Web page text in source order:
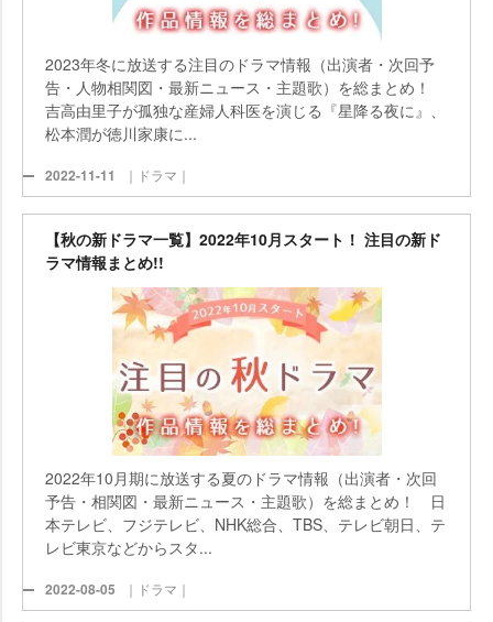
2023年冬に放送する注目のドラマ情報（出演者・次回予
告・人物相関図・最新ニュース・主題歌）を総まとめ！
吉高由里子が孤独な産婦人科医を演じる『星降る夜に』、
松本潤が徳川家康に...
2022-11-11 ｜ドラマ｜
【秋の新ドラマ一覧】2022年10月スタート！ 注目の新ド
ラマ情報まとめ!!
2022年10月期に放送する夏のドラマ情報（出演者・次回
予告・相関図・最新ニュース・主題歌）を総まとめ！ 日
本テレビ、フジテレビ、NHK総合、TBS、テレビ朝日、テ
レビ東京などからスタ...
2022-08-05 ｜ドラマ｜